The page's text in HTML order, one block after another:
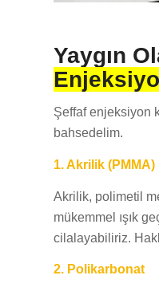
Yaygın
Şeffaf enjeksiyon
bahsedelim.
1. Akrilik (PMMA)
Akrilik, polimetil
mükemmel ışık
cilalayabiliriz.
2. Polikarbonat